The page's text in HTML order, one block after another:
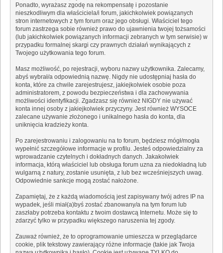
Ponadto, wyrażasz zgodę na rekompensatę i pozostanie
nieszkodliwym dla właściciela/i forum, jakichkolwiek powiązanych
stron internetowych z tym forum oraz jego obsługi. Właściciel tego
forum zastrzega sobie również prawo do ujawnienia twojej tożsamości
(lub jakichkolwiek powiązanych informacji zebranych w tym serwisie) w
przypadku formalnej skargi czy prawnych działań wynikających z
Twojego użytkowania tego forum.
Masz możliwość, po rejestracji, wyboru nazwy użytkownika. Zalecamy,
abyś wybrał/a odpowiednią nazwę. Nigdy nie udostępniaj hasła do
konta, które za chwile zarejestrujesz, jakiejkolwiek osobie poza
administratorem, z powodu bezpieczeństwa i dla zachowywania
możliwości identyfikacji. Zgadzasz się również NIGDY nie używać
konta innej osoby z jakiejkolwiek przyczyny. Jest również WYSOCE
zalecane używanie złożonego i unikalnego hasła do konta, dla
uniknięcia kradzieży konta.
Po zarejestrowaniu i zalogowaniu na to forum, będziesz mógł/mogła
wypełnić szczegółowe informacje w profilu. Jesteś odpowiedzialny za
wprowadzanie czytelnych i dokładnych danych. Jakakolwiek
informacja, którą właściciel lub obsługa forum uzna za niedokładną lub
wulgarną z natury, zostanie usunięta, z lub bez wcześniejszych uwag.
Odpowiednie sankcje mogą zostać nałożone.
Zapamiętaj, że z każdą wiadomością jest zapisywany twój adres IP na
wypadek, jeśli miał(a)byś zostać zbanowany/a na tym forum lub
zaszłaby potrzeba kontaktu z twoim dostawcą Internetu. Może się to
zdarzyć tylko w przypadku większego naruszenia tej zgody.
Zauważ również, że to oprogramowanie umieszcza w przeglądarce
cookie, plik tekstowy zawierający różne informacje (takie jak Twoja